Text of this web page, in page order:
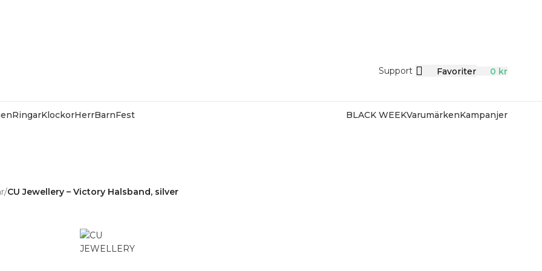
Support Favoriter 0 kr
RingarKlockorHerrBarnFest BLACK WEEKVarumärkenKampanjer
/CU Jewellery – Victory Halsband, silver